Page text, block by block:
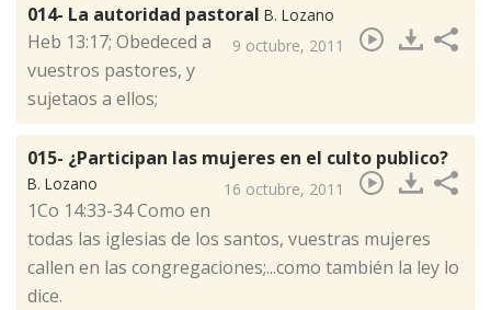
014- La autoridad pastoral B. Lozano
9 octubre, 2011
Heb 13:17; Obedeced a
vuestros pastores, y
sujetaos a ellos;
015- ¿Participan las mujeres en el culto publico?
B. Lozano 16 octubre, 2011
​1Co 14:33-34 Como en
todas las iglesias de los santos, vuestras mujeres
callen en las congregaciones;...como también la ley lo
dice.